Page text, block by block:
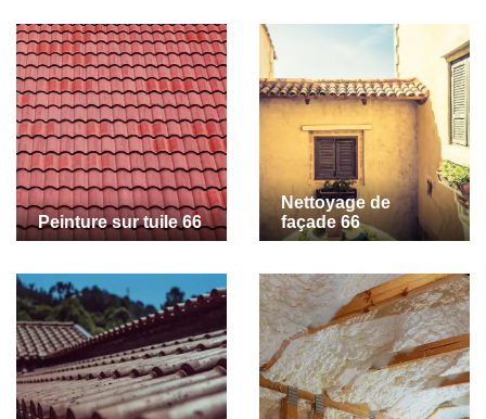
Peinture sur tuile 66
Nettoyage de
façade 66